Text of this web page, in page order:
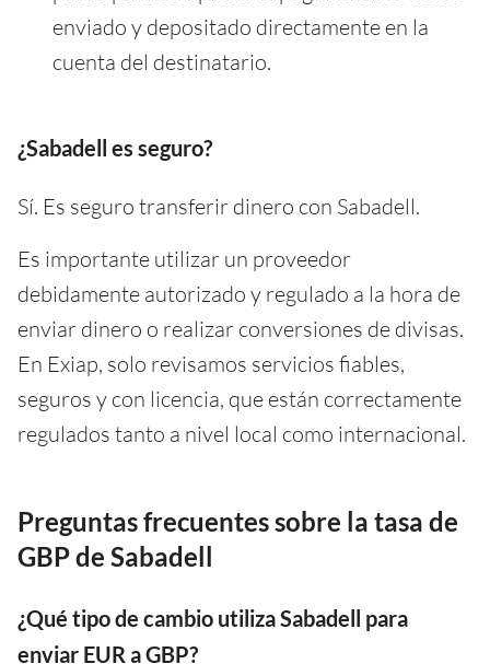
enviado y depositado directamente en la
cuenta del destinatario.
¿Sabadell es seguro?
Sí. Es seguro transferir dinero con Sabadell.
Es importante utilizar un proveedor
debidamente autorizado y regulado a la hora de
enviar dinero o realizar conversiones de divisas.
En Exiap, solo revisamos servicios fiables,
seguros y con licencia, que están correctamente
regulados tanto a nivel local como internacional.
Preguntas frecuentes sobre la tasa de
GBP de Sabadell
¿Qué tipo de cambio utiliza Sabadell para
enviar EUR a GBP?